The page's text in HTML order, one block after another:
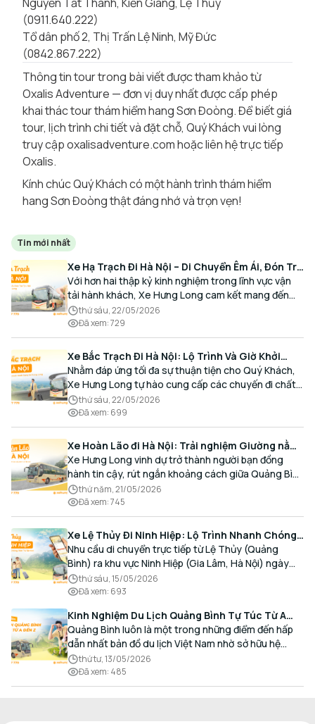
(0911.640.222)
Tổ dân phố 2, Thị Trấn Lệ Ninh, Mỹ Đức
(0842.867.222)
Thông tin tour trong bài viết được tham khảo từ
Oxalis Adventure — đơn vị duy nhất được cấp phép
khai thác tour thám hiểm hang Sơn Đoòng. Để biết giá
tour, lịch trình chi tiết và đặt chỗ, Quý Khách vui lòng
truy cập oxalisadventure.com hoặc liên hệ trực tiếp
Oxalis.
Kính chúc Quý Khách có một hành trình thám hiểm
hang Sơn Đoòng thật đáng nhớ và trọn vẹn!
Tin mới nhất
Xe Hạ Trạch Đi Hà Nội – Di Chuyển Êm Ái, Đón Trả
Tận Nơi Cùng Xe Hưng Long
Với hơn hai thập kỷ kinh nghiệm trong lĩnh vực vận
tải hành khách, Xe Hưng Long cam kết mang đến
cho Quý Khách một hành trình di chuyển trọn vẹn,
thoải mái và đúng giờ.
thứ sáu, 22/05/2026
Đã xem:729
Xe Bắc Trạch Đi Hà Nội: Lộ Trình Và Giờ Khởi
Hành Cùng Xe Hưng Long
Nhằm đáp ứng tối đa sự thuận tiện cho Quý Khách,
Xe Hưng Long tự hào cung cấp các chuyến đi chất
lượng cao, an toàn với lịch trình linh hoạt mỗi ngày.
thứ sáu, 22/05/2026
Đã xem: 699
Xe Hoàn Lão đi Hà Nội: Trải nghiệm Giường nằm
Cao cấp, Đón trả Tận nơi
Xe Hưng Long vinh dự trở thành người bạn đồng
hành tin cậy, rút ngắn khoảng cách giữa Quảng Bình
và Thủ đô bằng chất lượng dịch vụ chuẩn mực.
thứ năm, 21/05/2026
Đã xem:745
Xe Lệ Thủy Đi Ninh Hiệp: Lộ Trình Nhanh Chóng,
Đón Trả Tận Nơi
Nhu cầu di chuyển trực tiếp từ Lệ Thủy (Quảng
Bình) ra khu vực Ninh Hiệp (Gia Lâm, Hà Nội) ngày
càng gia tăng, đặc biệt đối với các hành khách có
nhu cầu giao thương, kinh doanh và mua sắm.
thứ sáu, 15/05/2026
Đã xem: 693
Kinh Nghiệm Du Lịch Quảng Bình Tự Túc Từ A
Đến Z Chi Tiết Nhất
Quảng Bình luôn là một trong những điểm đến hấp
dẫn nhất bản đồ du lịch Việt Nam nhờ sở hữu hệ
thống hang động kỳ vĩ, những bãi biển hoang sơ và
nét ẩm thực đậm đà bản sắc.
thứ tư, 13/05/2026
Đã xem: 485